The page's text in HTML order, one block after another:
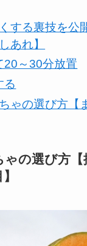
する裏技を公
あれ】
20～30分放置
る
ゃの選び方【
の選び方【